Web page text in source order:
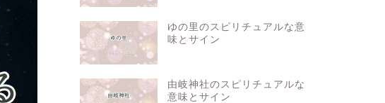
ゆの里のスピリチュアルな意
味とサイン
由岐神社のスピリチュアルな
意味とサイン